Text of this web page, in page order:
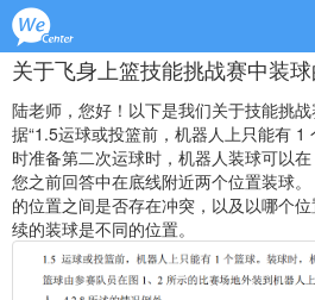
关于飞身上篮技能挑战赛中装
陆老师，您好！以下是我们关于技能挑战
据“1.5运球或投篮前，机器人上只能有 1
时准备第二次运球时，机器人装球可以
您之前回答中在底线附近两个位置装球
的位置之间是否存在冲突，以及以哪个
续的装球是不同的位置。